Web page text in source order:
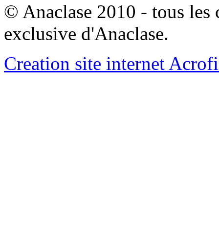
© Anaclase 2010 - tous les
exclusive d'Anaclase.
Creation site internet